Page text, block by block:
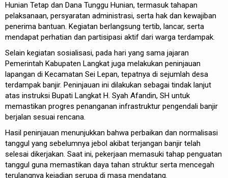
Hunian Tetap dan Dana Tunggu Hunian, termasuk tahapan
pelaksanaan, persyaratan administrasi, serta hak dan kewajiban
penerima bantuan. Kegiatan berlangsung tertib, lancar, serta
mendapat perhatian dan partisipasi aktif dari warga terdampak.
Selain kegiatan sosialisasi, pada hari yang sama jajaran
Pemerintah Kabupaten Langkat juga melakukan peninjauan
lapangan di Kecamatan Sei Lepan, tepatnya di sejumlah desa
terdampak banjir. Peninjauan ini dilakukan sebagai tindak lanjut
atas instruksi Bupati Langkat H. Syah Afandin, SH untuk
memastikan progres penanganan infrastruktur pengendali banjir
berjalan sesuai rencana.
Hasil peninjauan menunjukkan bahwa perbaikan dan normalisasi
tanggul yang sebelumnya jebol akibat terjangan banjir telah
selesai dikerjakan. Saat ini, pekerjaan memasuki tahap penguatan
tanggul guna memastikan daya tahan struktur serta mencegah
terulangnya kejadian serupa di masa mendatang.